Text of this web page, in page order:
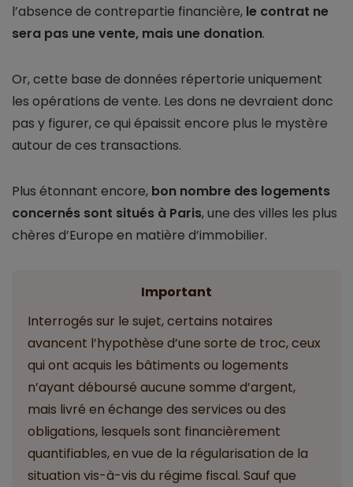
l’absence de contrepartie financière, le contrat ne
sera pas une vente, mais une donation.
Or, cette base de données répertorie uniquement
les opérations de vente. Les dons ne devraient donc
pas y figurer, ce qui épaissit encore plus le mystère
autour de ces transactions.
Plus étonnant encore, bon nombre des logements
concernés sont situés à Paris, une des villes les plus
chères d’Europe en matière d’immobilier.
Important
Interrogés sur le sujet, certains notaires
avancent l’hypothèse d’une sorte de troc, ceux
qui ont acquis les bâtiments ou logements
n’ayant déboursé aucune somme d’argent,
mais livré en échange des services ou des
obligations, lesquels sont financièrement
quantifiables, en vue de la régularisation de la
situation vis-à-vis du régime fiscal. Sauf que